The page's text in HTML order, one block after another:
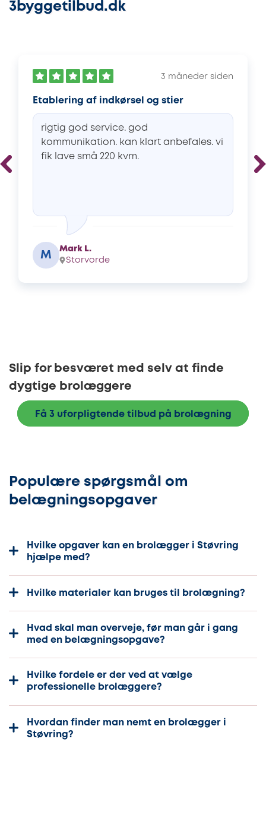
3byggetilbud.dk
3 måneder siden
Etablering af indkørsel og stier
rigtig god service. god
kommunikation. kan klart anbefales. vi
fik lave små 220 kvm.
M
Mark L.
Storvorde
Slip for besværet med selv at finde
dygtige brolæggere
Få 3 uforpligtende tilbud på brolægning
Populære spørgsmål om
belægningsopgaver
Hvilke opgaver kan en brolægger i Støvring
hjælpe med?
Hvilke materialer kan bruges til brolægning?
Hvad skal man overveje, før man går i gang
med en belægningsopgave?
Hvilke fordele er der ved at vælge
professionelle brolæggere?
Hvordan finder man nemt en brolægger i
Støvring?